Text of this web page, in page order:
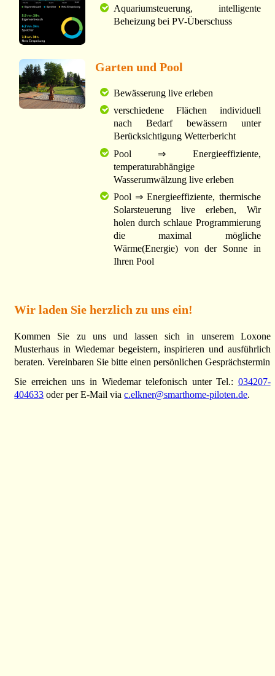
Aquariumsteuerung, intelligente
Beheizung bei PV-Überschuss
Garten und Pool
Bewässerung live erleben
verschiedene Flächen individuell
nach Bedarf bewässern unter
Berücksichtigung Wetterbericht
Pool ⇒ Energieeffiziente,
temperaturabhängige
Wasserumwälzung live erleben
Pool ⇒ Energieeffiziente, thermische
Solarsteuerung live erleben, Wir
holen durch schlaue Programmierung
die maximal mögliche
Wärme(Energie) von der Sonne in
Ihren Pool
Wir laden Sie herzlich zu uns ein!
Kommen Sie zu uns und lassen sich in unserem Loxone
Musterhaus in Wiedemar begeistern, inspirieren und ausführlich
beraten. Vereinbaren Sie bitte einen persönlichen Gesprächstermin
Sie erreichen uns in Wiedemar telefonisch unter Tel.: 034207-
404633 oder per E-Mail viac.elkner@smarthome-piloten.de.